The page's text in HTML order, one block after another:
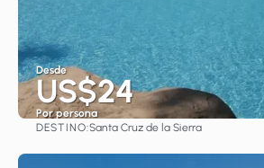
Desde
US$24
Por persona
Ver
DESTINO:Santa Cruz de la Sierra